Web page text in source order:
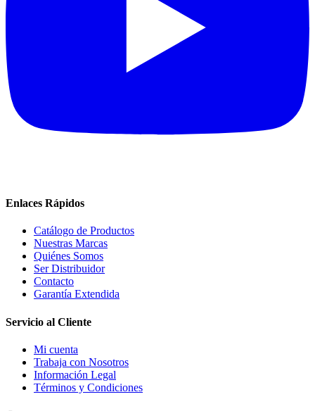
Enlaces Rápidos
Catálogo de Productos
Nuestras Marcas
Quiénes Somos
Ser Distribuidor
Contacto
Garantía Extendida
Servicio al Cliente
Mi cuenta
Trabaja con Nosotros
Información Legal
Términos y Condiciones